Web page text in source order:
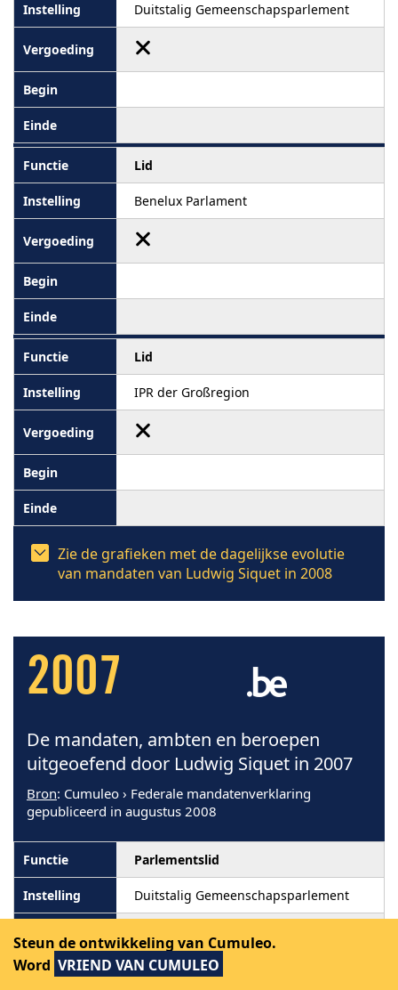
Duitstalig Gemeenschapsparlement
Lid
Benelux Parlament
Lid
IPR der Großregion
Zie de grafieken met de dagelijkse evolutie
van mandaten van Ludwig Siquet in 2008
2007
De mandaten, ambten en beroepen
uitgeoefend door Ludwig Siquet in 2007
Bron: Cumuleo › Federale mandatenverklaring
gepubliceerd in augustus 2008
Parlementslid
Duitstalig Gemeenschapsparlement
Steun de ontwikkeling van Cumuleo.
Word VRIEND VAN CUMULEO